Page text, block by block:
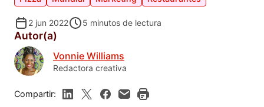
2 jun 2022 5 minutos de lectura
Autor(a)
Vonnie Williams
Redactora creativa
Compartir: